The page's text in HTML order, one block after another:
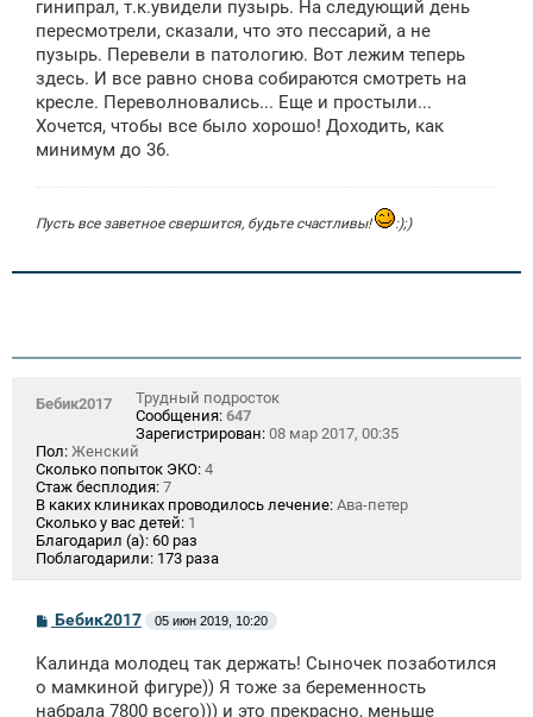
гинипрал, т.к.увидели пузырь. На следующий день
пересмотрели, сказали, что это пессарий, а не
пузырь. Перевели в патологию. Вот лежим теперь
здесь. И все равно снова собираются смотреть на
кресле. Переволновались... Еще и простыли...
Хочется, чтобы все было хорошо! Доходить, как
минимум до 36.
Пусть все заветное свершится, будьте счастливы! :);)
Бебик2017
Трудный подросток
Сообщения: 647
Зарегистрирован: 08 мар 2017, 00:35
Пол: Женский
Сколько попыток ЭКО: 4
Стаж бесплодия: 7
В каких клиниках проводилось лечение: Ава-петер
Сколько у вас детей: 1
Благодарил (а): 60 раз
Поблагодарили: 173 раза
С
о
б
щ
Бебик2017 05 июн 2019, 10:20
Калинда молодец так держать! Сыночек позаботился
о мамкиной фигуре)) Я тоже за беременность
набрала 7800 всего))) и это прекрасно, меньше